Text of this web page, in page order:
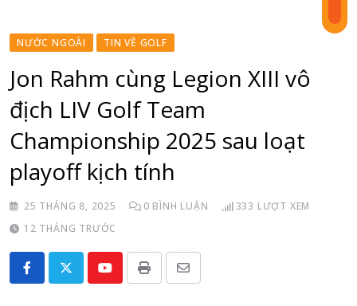
NƯỚC NGOÀI TIN VỀ GOLF
Jon Rahm cùng Legion XIII vô
địch LIV Golf Team
Championship 2025 sau loạt
playoff kịch tính
25 THÁNG 8, 2025 0 BÌNH LUẬN 333 LƯỢT XEM
12 THÁNG TRƯỚC
YoutubePrint
Share